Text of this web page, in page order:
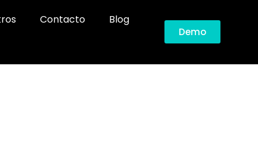
Contacto Blog
Demo